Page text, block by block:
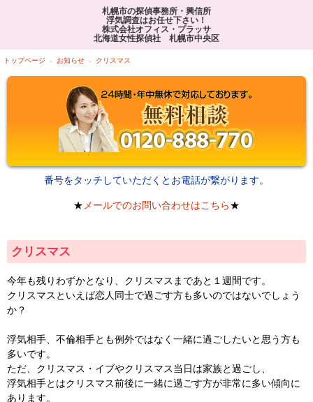
札幌市の探偵事務所・興信所
浮気調査はお任せ下さい！
株式会社オフィス・プラッサ
北海道女性探偵社 札幌市中央区
トップページ お知らせ クリスマス
番号をタッチしていただくとお電話が繋がります。
★ メールでのお問い合わせはこちら★
クリスマス
今年も残りわずかとなり、クリスマスまであと１週間です。
クリスマスといえば恋人同士で過ごす方も多いのではないでしょう
か？
浮気相手、不倫相手とも例外ではなく一緒に過ごしたいと思う方も
多いです。
ただ、クリスマス・イブやクリスマス当日は家族と過ごし、
浮気相手とはクリスマス前後に一緒に過ごす方が非常に多い傾向に
あります。